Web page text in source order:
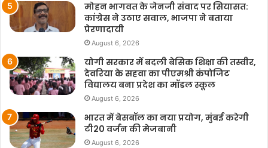
मोहन भागवत के जेनजी संवाद पर सियासत:
कांग्रेस ने उठाए सवाल, भाजपा ने बताया
प्रेरणादायी
August 6, 2026
योगी सरकार में बदली बेसिक शिक्षा की तस्वीर,
देवरिया के सहवा का पीएमश्री कंपोजिट
विद्यालय बना प्रदेश का मॉडल स्कूल
August 6, 2026
भारत में बेसबॉल का नया प्रयोग, मुंबई करेगी
टी20 वर्जन की मेजबानी
August 6, 2026